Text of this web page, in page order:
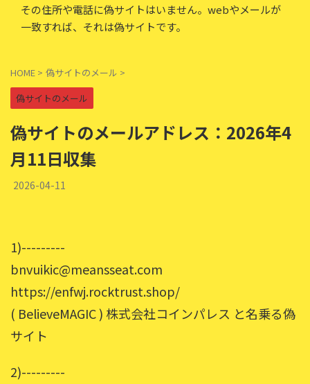
その住所や電話に偽サイトはいません。webやメールが
一致すれば、それは偽サイトです。
HOME > 偽サイトのメール >
偽サイトのメール
偽サイトのメールアドレス：2026年4
月11日収集
2026-04-11
1)---------
bnvuikic@meansseat.com
https://enfwj.rocktrust.shop/
( BelieveMAGIC ) 株式会社コインパレス と名乗る偽
サイト
2)---------